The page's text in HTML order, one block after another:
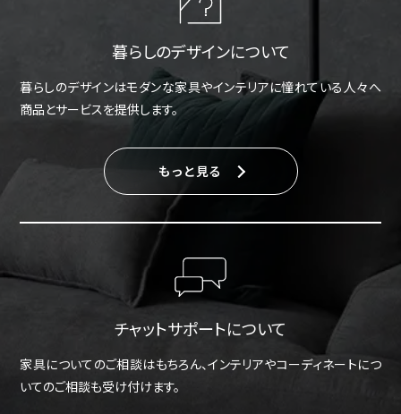
暮らしのデザインについて
暮らしのデザインはモダンな家具やインテリアに憧れている人々へ
商品とサービスを提供します。
もっと見る
チャットサポートについて
家具についてのご相談はもちろん、インテリアやコーディネートにつ
いてのご相談も受け付けます。